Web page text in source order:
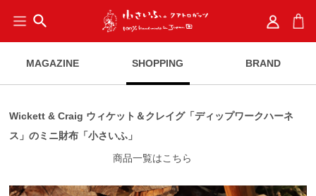
search
MAGAZINE SHOPPING BRAND
Wickett & Craig ウィケット＆クレイグ「ディップワークハーネ
ス」のミニ財布「小さいふ」
商品一覧はこちら